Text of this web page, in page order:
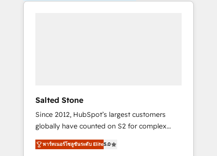
Salted Stone
Since 2012, HubSpot’s largest customers
globally have counted on S2 for complex
migrations, change management, systems
integration, and creative solutions that
พาร์ทเนอร์โซลูชันระดับ Elite5.0